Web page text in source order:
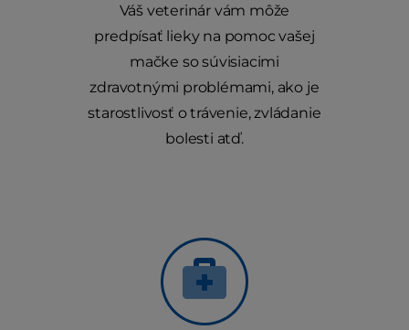
Váš veterinár vám môže
predpísať lieky na pomoc vašej
mačke so súvisiacimi
zdravotnými problémami, ako je
starostlivosť o trávenie, zvládanie
bolesti atď.